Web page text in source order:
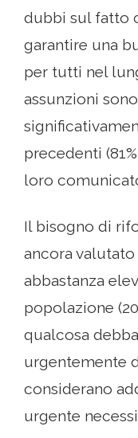
dubbi sul fatto
garantire una
per tutti nel
assunzioni
precedenti
loro
Il bisogno di
ancora
abbastanza
popolazione
qualcosa
urgentemente
considerano
urgente